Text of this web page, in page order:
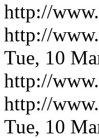
http://
http://
Tue, 10
http://
http://
Tue, 10